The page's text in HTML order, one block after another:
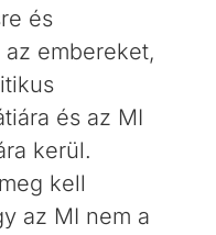
és
embereket,
és az MI
kerül.
kell
az MI nem a